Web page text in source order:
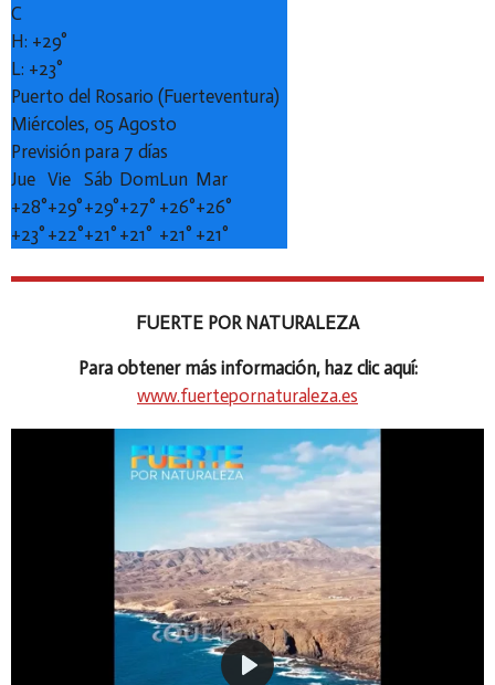
C
H: +29°
L: +23°
Puerto del Rosario (Fuerteventura)
Miércoles, 05 Agosto
Previsión para 7 días
Jue Vie Sáb DomLun Mar
+28°+29°+29°+27° +26°+26°
+23° +22°+21° +21° +21° +21°
FUERTE POR NATURALEZA
Para obtener más información, haz clic aquí:
www.fuertepornaturaleza.es